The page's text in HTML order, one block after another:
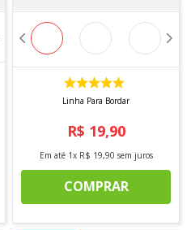
Linha Para Bordar
R$ 19,90
Em até 1x R$ 19,90 sem juros
COMPRAR